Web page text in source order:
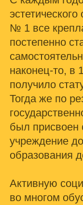
№ 1 все
постепенно
наконец-то, в
получило
Тогда же по
был присвоен
учреждение
образования
Активную
во многом